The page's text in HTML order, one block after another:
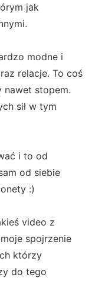
jak
modne i
relacje. To coś
nawet stopem.
sił w tym
i to od
od siebie
:)
video z
spojrzenie
którzy
do tego